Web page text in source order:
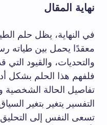
نهاية المقال
في النهاية، يظل حلم
معقدًا يحمل بين طياته
والتحديات، والقيود التي
فلفهم هذا الحلم بشكل
تفاصيل الحالة
التفسير يتغير بتغير
تسعى النفس إلى التحليق